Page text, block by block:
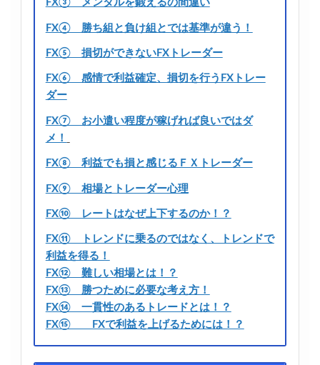
FX③ メンタルを鍛えるの間違い
FX④ 勝ち組と負け組とでは基準が違う！
FX⑤ 損切ができないFXトレーダー
FX⑥ 感情で利益確定、損切を行うFXトレー
ダー
FX⑦ お小遣い程度が稼げれば良いではダ
メ！
FX⑧ 利益でも損と感じるＦＸトレーダー
FX⑨ 相場とトレーダー心理
FX⑩ レートはなぜ上下するのか！？
FX⑪ トレンドに乗るのではなく、トレンドで
利益を得る！
FX⑫ 難しい相場とは！？
FX⑬ 勝つために必要な考え方！
FX⑭ 一貫性のあるトレードとは！？
FX⑮ FXで利益を上げるためには！？